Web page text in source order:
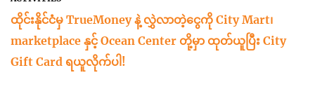
ထိုင်းနိုင်ငံမှ TrueMoney နဲ့ လွှဲလာတဲ့ငွေကို City Mart၊
marketplace နှင့် Ocean Center တို့မှာ ထုတ်ယူပြီး City
Gift Card ရယူလိုက်ပါ!